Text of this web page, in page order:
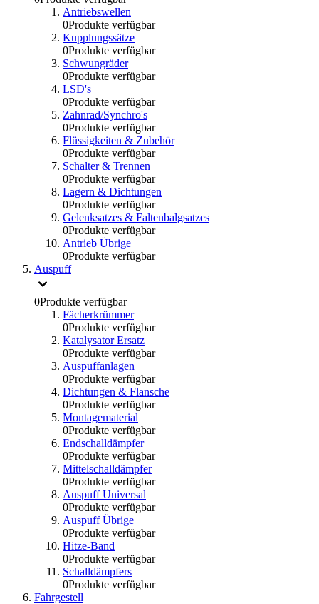
Antriebswellen
0Produkte verfügbar
Kupplungssätze
0Produkte verfügbar
Schwungräder
0Produkte verfügbar
LSD's
0Produkte verfügbar
Zahnrad/Synchro's
0Produkte verfügbar
Flüssigkeiten & Zubehör
0Produkte verfügbar
Schalter & Trennen
0Produkte verfügbar
Lagern & Dichtungen
0Produkte verfügbar
Gelenksatzes & Faltenbalgsatzes
0Produkte verfügbar
Antrieb Übrige
0Produkte verfügbar
Auspuff
0Produkte verfügbar
Fächerkrümmer
0Produkte verfügbar
Katalysator Ersatz
0Produkte verfügbar
Auspuffanlagen
0Produkte verfügbar
Dichtungen & Flansche
0Produkte verfügbar
Montagematerial
0Produkte verfügbar
Endschalldämpfer
0Produkte verfügbar
Mittelschalldämpfer
0Produkte verfügbar
Auspuff Universal
0Produkte verfügbar
Auspuff Übrige
0Produkte verfügbar
Hitze-Band
0Produkte verfügbar
Schalldämpfers
0Produkte verfügbar
Fahrgestell